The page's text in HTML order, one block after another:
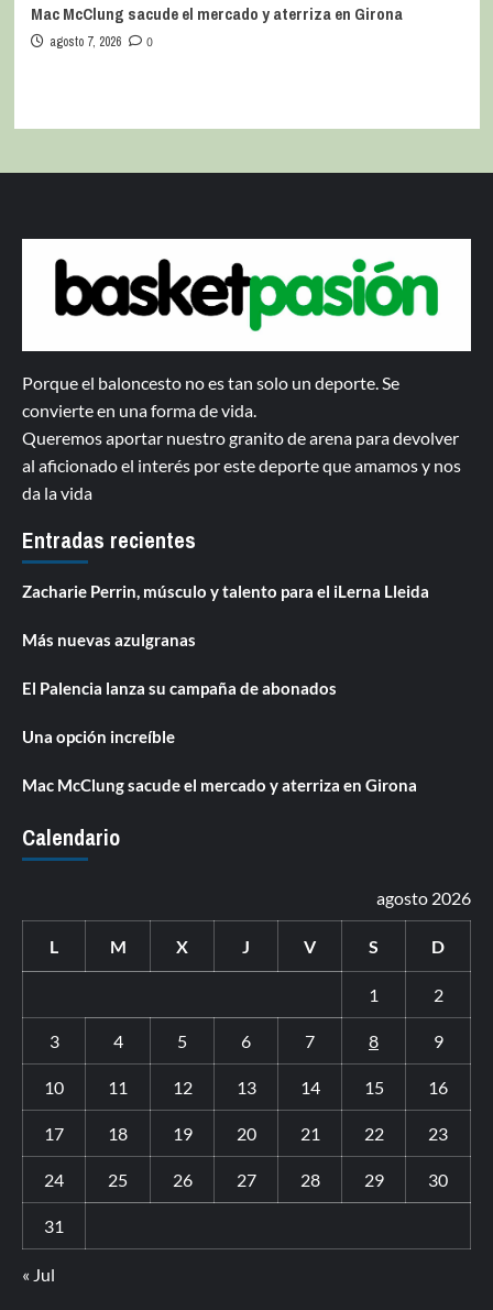
Mac McClung sacude el mercado y aterriza en Girona
agosto 7, 2026 0
Porque el baloncesto no es tan solo un deporte. Se
convierte en una forma de vida.
Queremos aportar nuestro granito de arena para devolver
al aficionado el interés por este deporte que amamos y nos
da la vida
Entradas recientes
Zacharie Perrin, músculo y talento para el iLerna Lleida
Más nuevas azulgranas
El Palencia lanza su campaña de abonados
Una opción increíble
Mac McClung sacude el mercado y aterriza en Girona
Calendario
agosto 2026
L M X J V S D
1 2
3 4 5 6 7 8 9
10 11 12 13 14 15 16
17 18 19 20 21 22 23
24 25 26 27 28 29 30
31
« Jul